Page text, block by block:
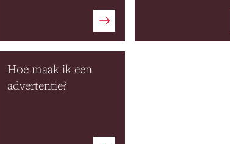
Hoe maak ik een
advertentie?